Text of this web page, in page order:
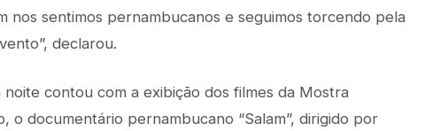
nos sentimos pernambucanos e seguimos torcendo pela
declarou.
noite contou com a exibição dos filmes da Mostra
o documentário pernambucano “Salam”, dirigido por